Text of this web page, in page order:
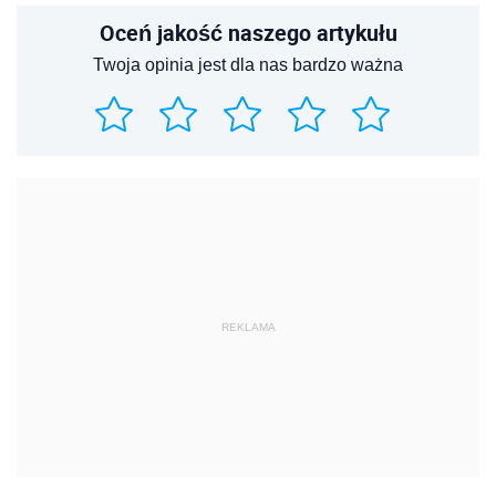
Oceń jakość naszego artykułu
Twoja opinia jest dla nas bardzo ważna
REKLAMA